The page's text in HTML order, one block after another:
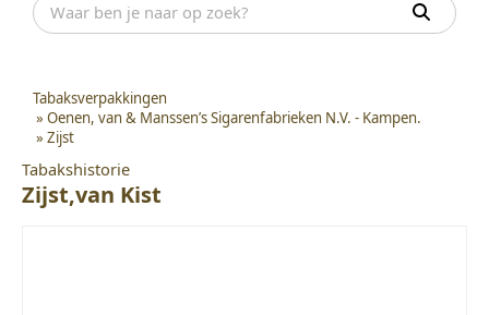
Tabaksverpakkingen
» Oenen, van & Manssen’s Sigarenfabrieken N.V. - Kampen.
» Zijst
Tabakshistorie
Zijst,van Kist